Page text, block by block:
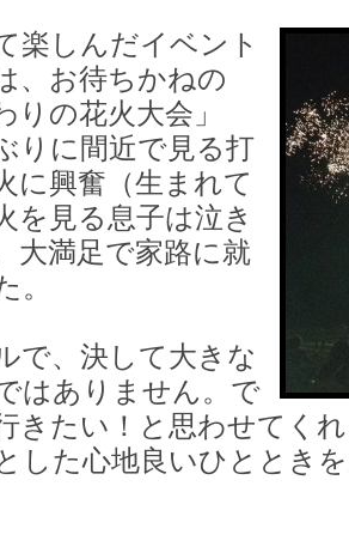
楽しんだイベント
、お待ちかねの
りの花火大会」
りに間近で見る打
に興奮（生まれて
を見る息子は泣き
大満足で家路に就
。
で、決して大きな
はありません。で
きたい！と思わせてく
した心地良いひととき